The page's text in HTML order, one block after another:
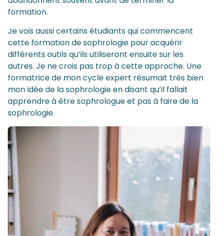
formation.
Je vois aussi certains étudiants qui commencent
cette formation de sophrologie pour acquérir
différents outils qu’ils utiliseront ensuite sur les
autres. Je ne crois pas trop à cette approche. Une
formatrice de mon cycle expert résumait très bien
mon idée de la sophrologie en disant qu’il fallait
apprendre à être sophrologue et pas à faire de la
sophrologie.